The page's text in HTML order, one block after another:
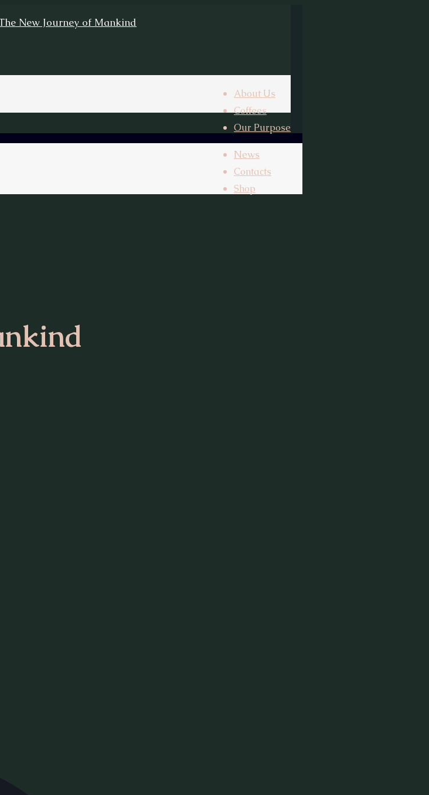
About Us
Coffees
Our Purpose
News
Contacts
Shop